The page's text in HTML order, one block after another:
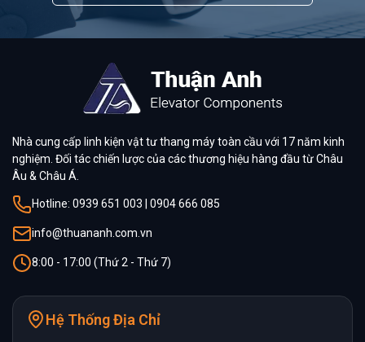
Nhà cung cấp linh kiện vật tư thang máy toàn cầu với 17 năm kinh
nghiệm. Đối tác chiến lược của các thương hiệu hàng đầu từ Châu
Âu & Châu Á.
Hotline: 0939 651 003 | 0904 666 085
info@thuananh.com.vn
8:00 - 17:00 (Thứ 2 - Thứ 7)
Hệ Thống Địa Chỉ